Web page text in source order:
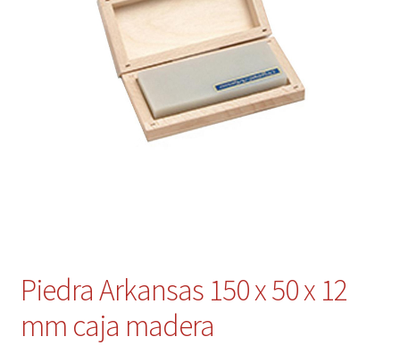
Mi cuenta
Piedra Arkansas 150 x 50 x 12
mm caja madera